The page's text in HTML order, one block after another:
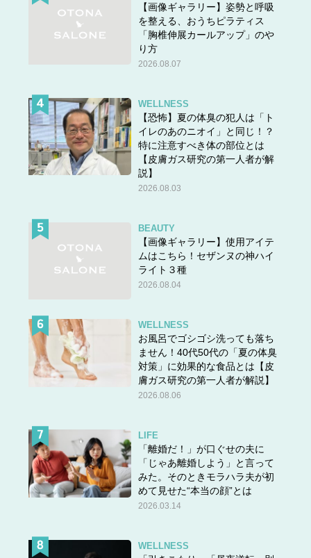
前の話
『ねこマンガ 在宅医たんぽぽ先生物語 さいごはおうち
婦の友社・刊
【画像ギャラリー】姿勢と呼吸
を整える、おうちピラティス
「胸椎伸展カールアップ」のや
り方
2026.08.07
WELLNESS
【恐怖】夏の体臭の犯人は「ト
イレのあのニオイ」と同じ！？
特に注意すべき体の部位とは
【皮膚ガス研究の第一人者が解
説】
2026.08.03
BEAUTY
【画像ギャラリー】使用アイテ
ムはこちら！セザンヌの神ハイ
ライト３種
2026.08.04
WELLNESS
お風呂でゴシゴシ洗っても落ち
ません！40代50代の「夏の体臭
対策」に効果的な食品とは【皮
膚ガス研究の第一人者が解説】
2026.08.06
LIFE
「離婚だ！」が口ぐせの夫に
「じゃあ離婚しよう」と言って
みた。そのときモラハラ夫が初
めて見せた“本当の顔”とは
2026.03.14
WELLNESS